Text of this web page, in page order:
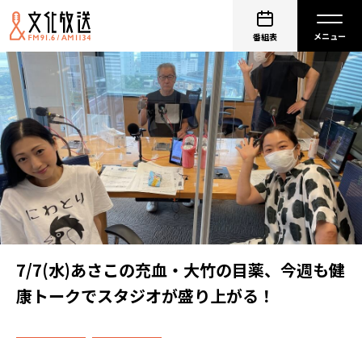
番組表
7/7(水)あさこの充血・大竹の目薬、今週も健
康トークでスタジオが盛り上がる！